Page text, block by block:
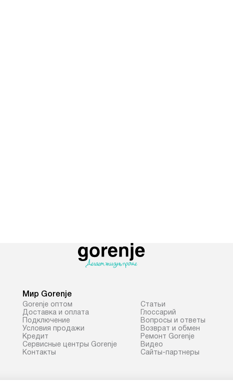
Мир Gorenje
Gorenje оптом
Доставка и оплата
Подключение
Условия продажи
Кредит
Сервисные центры Gorenje
Контакты
Cтатьи
Глоссарий
Вопросы и ответы
Возврат и обмен
Ремонт Gorenje
Видео
Сайты-партнеры